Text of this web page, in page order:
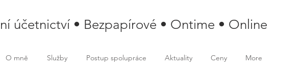
účetnictví • Bezpapírové • Ontime • Online
O mně Služby Postup spolupráce Aktuality Ceny More